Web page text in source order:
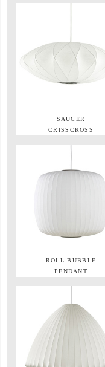
SAUCER
CRISSCROSS
ROLL BUBBLE
PENDANT